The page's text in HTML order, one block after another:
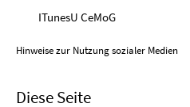
ITunesU CeMoG
Hinweise zur Nutzung sozialer Medien
Diese Seite